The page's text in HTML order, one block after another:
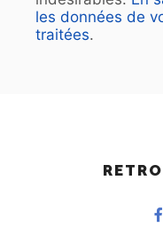
les données de
traitées.